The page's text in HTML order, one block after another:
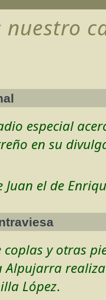
nuestro
especial
en su
Juan el de
y otras
Alpujarra
López.